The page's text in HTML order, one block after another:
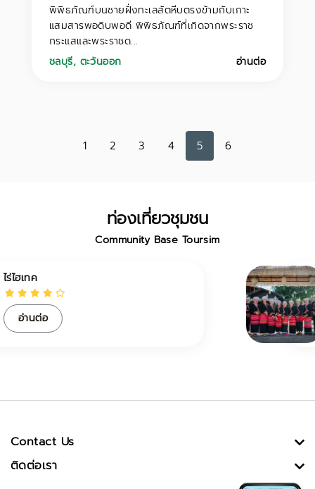
พิพิธภัณฑ์บนชายฝั่งทะเลสัตหีบตรงข้ามกับเกาะ
แสมสารพอดิบพอดี พิพิธภัณฑ์ที่เกิดจากพระราช
กระแสและพระราชด...
ชลบุรี, ตะวันออก อ่านต่อ
1 2 3 4 5 6
ท่องเที่ยวชุมชน
Community Base Toursim
Contact Us
ติดต่อเรา